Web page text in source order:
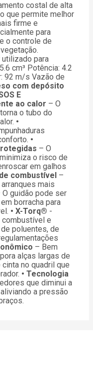
costal de alta
que permite melhor
firme e
para
o controle de
para
cm³ Potência: 4.2
92 m/s Vazão de
com depósito
E
ao calor – O
o tubo do
•
•
– O
o risco de
em galhos
combustível –
mais
O guidão pode ser
borracha para
• X-Torq® -
combustível e
poluentes, de
– Bem
alças largas de
no quadril que
• Tecnologia
que diminui a
a pressão